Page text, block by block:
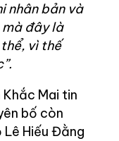
nhân bản và
mà đây là
vì thế
Khắc Mai tin
bố còn
Hiếu Đằng